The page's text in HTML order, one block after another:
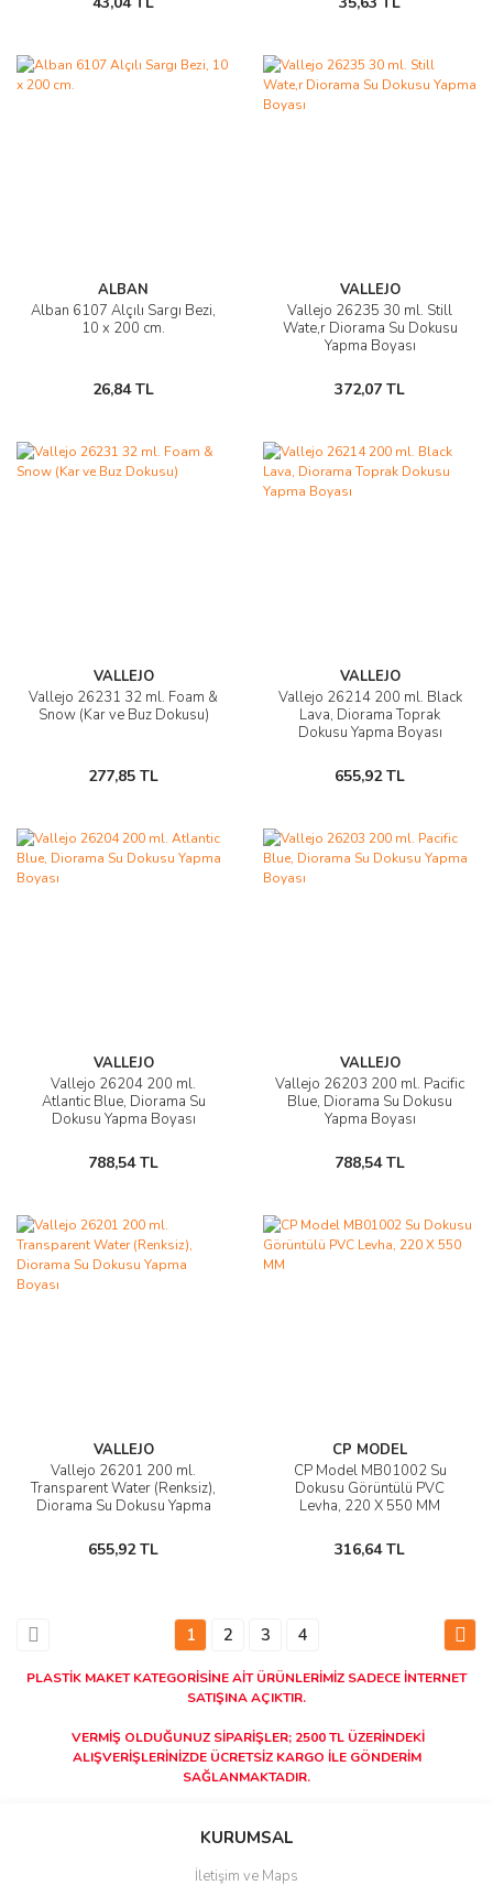
ALBAN
Alban 6107 Alçılı Sargı Bezi,
10 x 200 cm.
26,84 TL
VALLEJO
Vallejo 26235 30 ml. Still
Wate,r Diorama Su Dokusu
Yapma Boyası
372,07 TL
VALLEJO
Vallejo 26231 32 ml. Foam &
Snow (Kar ve Buz Dokusu)
277,85 TL
VALLEJO
Vallejo 26214 200 ml. Black
Lava, Diorama Toprak
Dokusu Yapma Boyası
655,92 TL
VALLEJO
Vallejo 26204 200 ml.
Atlantic Blue, Diorama Su
Dokusu Yapma Boyası
788,54 TL
VALLEJO
Vallejo 26203 200 ml. Pacific
Blue, Diorama Su Dokusu
Yapma Boyası
788,54 TL
VALLEJO
Vallejo 26201 200 ml.
Transparent Water (Renksiz),
Diorama Su Dokusu Yapma
655,92 TL
CP MODEL
CP Model MB01002 Su
Dokusu Görüntülü PVC
Levha, 220 X 550 MM
316,64 TL
1 2 3 4
PLASTİK MAKET KATEGORİSİNE AİT ÜRÜNLERİMİZ SADECE İNTERNET
SATIŞINA AÇIKTIR.
VERMİŞ OLDUĞUNUZ SİPARİŞLER; 2500 TL ÜZERİNDEKİ
ALIŞVERİŞLERİNİZDE ÜCRETSİZ KARGO İLE GÖNDERİM
SAĞLANMAKTADIR.
KURUMSAL
İletişim ve Maps